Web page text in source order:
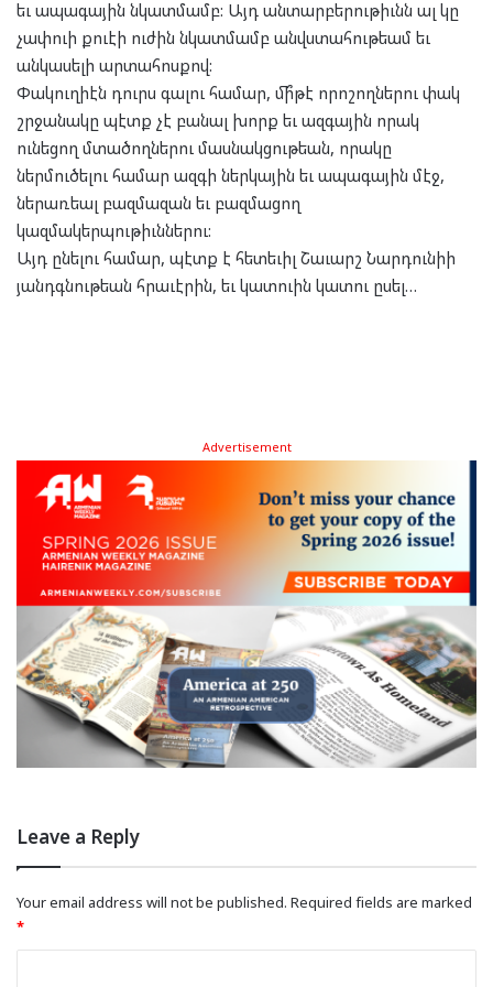
եւ ապագային նկատմամբ: Այդ անտարբերութիւնն ալ կը
չափուի քուէի ուժին նկատմամբ անվստահութեամ եւ
անկասելի արտահոսքով:
Փակուղիէն դուրս գալու համար, մի՞թէ որոշողներու փակ
շրջանակը պէտք չէ բանալ խորք եւ ազգային որակ
ունեցող մտածողներու մասնակցութեան, որակը
ներմուծելու համար ազգի ներկային եւ ապագային մէջ,
ներառեալ բազմազան եւ բազմացող
կազմակերպութիւններու:
Այդ ընելու համար, պէտք է հետեւիլ Շաւարշ Նարդունիի
յանդգնութեան հրաւէրին, եւ կատուին կատու ըսել…
Advertisement
Leave a Reply
Your email address will not be published. Required fields are marked
*